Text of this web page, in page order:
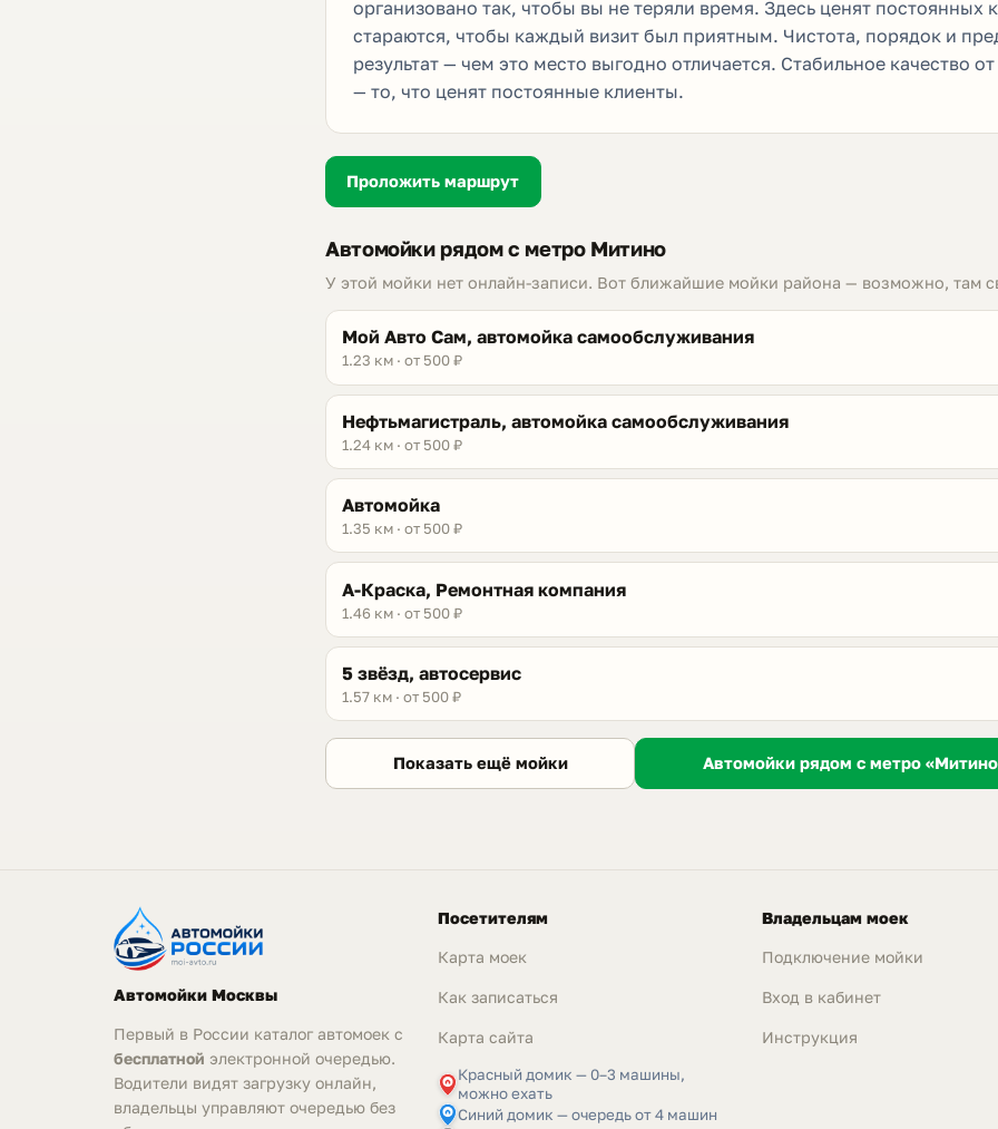
организовано так, чтобы вы не теряли время. Здесь ценят постоянных
стараются, чтобы каждый визит был приятным. Чистота, порядок и
результат — чем это место выгодно отличается. Стабильное качество
— то, что ценят постоянные клиенты.
Проложить маршрут
Автомойки рядом с метро Митино
У этой мойки нет онлайн-записи. Вот ближайшие мойки района — возможно, там
Мой Авто Сам, автомойка самообслуживания
1.23 км · от 500 ₽
Нефтьмагистраль, автомойка самообслуживания
1.24 км · от 500 ₽
Автомойка
1.35 км · от 500 ₽
А-Краска, Ремонтная компания
1.46 км · от 500 ₽
5 звёзд, автосервис
1.57 км · от 500 ₽
Показать ещё мойки Автомойки рядом с метро
Автомойки Москвы
Первый в России каталог автомоек с
бесплатной электронной очередью.
Водители видят загрузку онлайн,
владельцы управляют очередью без
Посетителям
Карта моек
Как записаться
Карта сайта
Красный домик — 0–3 машины,
можно ехать
Синий домик — очередь от 4 машин
Владельцам моек
Подключение мойки
Вход в кабинет
Инструкция